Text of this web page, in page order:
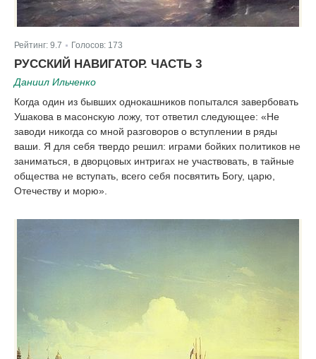
Рейтинг: 9.7 Голосов: 173
РУССКИЙ НАВИГАТОР. ЧАСТЬ 3
Даниил Ильченко
Когда один из бывших однокашников попытался завербовать
Ушакова в масонскую ложу, тот ответил следующее: «Не
заводи никогда со мной разговоров о вступлении в ряды
ваши. Я для себя твердо решил: играми бойких политиков не
заниматься, в дворцовых интригах не участвовать, в тайные
общества не вступать, всего себя посвятить Богу, царю,
Отечеству и морю».